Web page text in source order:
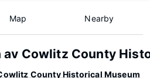
Map Nearby
Cowlitz County
County Historical Museum